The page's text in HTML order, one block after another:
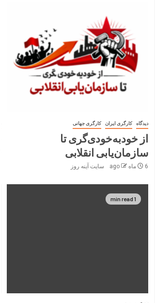
دیدگاه کارگری ایران کارگری جهانی
از خودبه‌خودی‌گری تا
سازمان‌یابی انقلابی
6 ماه ago سایت آینه‌ روز
1 min read